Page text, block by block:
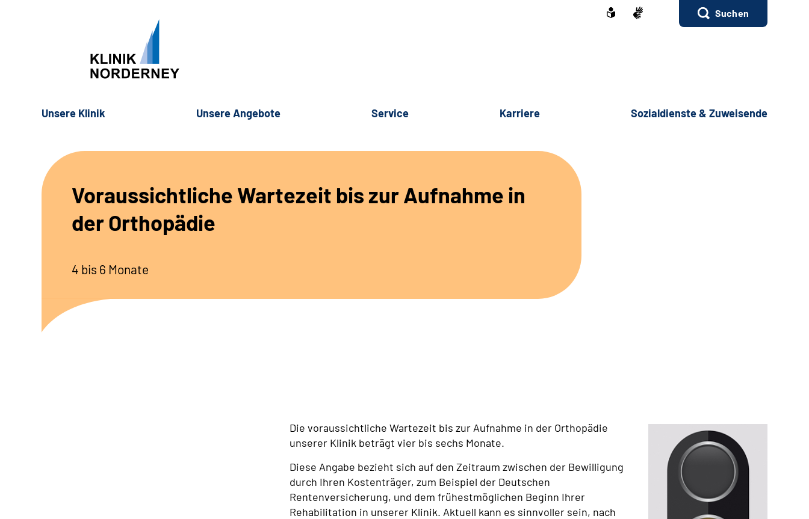
Suchen
Unsere Klinik Unsere Angebote Service Karriere Sozialdienste & Zuweisende
Voraussichtliche Wartezeit bis zur Aufnahme in
der Orthopädie
4 bis 6 Monate
Die voraussichtliche Wartezeit bis zur Aufnahme in der Orthopädie
unserer Klinik beträgt vier bis sechs Monate.
Diese Angabe bezieht sich auf den Zeitraum zwischen der Bewilligung
durch Ihren Kostenträger, zum Beispiel der Deutschen
Rentenversicherung, und dem frühestmöglichen Beginn Ihrer
Rehabilitation in unserer Klinik. Aktuell kann es sinnvoller sein, nach